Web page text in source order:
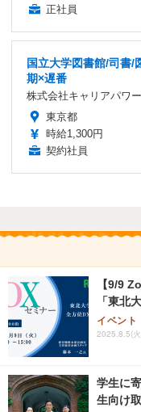
正社員
国立大学図書館/司書/
期×遅番
株式会社キャリアパワー
東京都
時給1,300円
契約社員
【9/9
「東北
イベント
2025.8.5(
学生に
生向け